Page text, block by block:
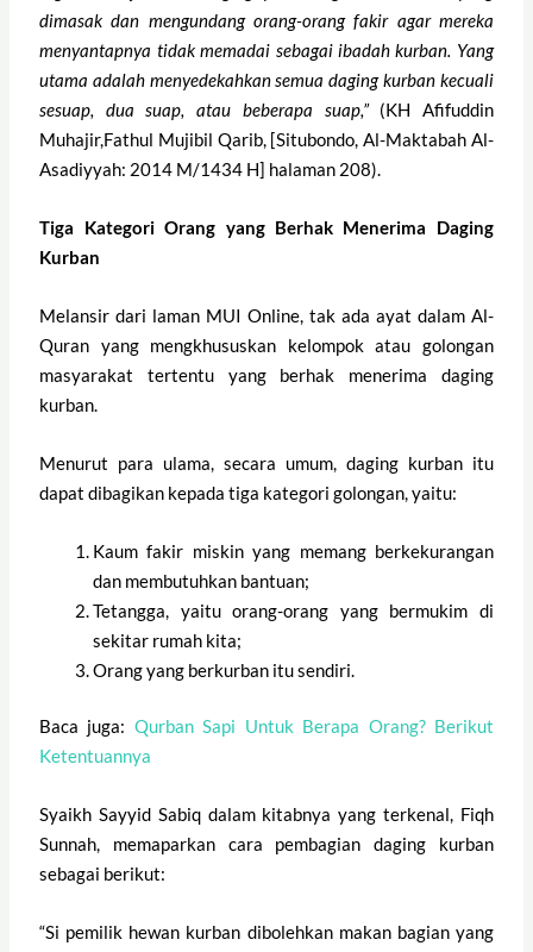
dimasak dan mengundang orang-orang fakir agar mereka
menyantapnya tidak memadai sebagai ibadah kurban. Yang
utama adalah menyedekahkan semua daging kurban kecuali
sesuap, dua suap, atau beberapa suap,”(KH Afifuddin
Muhajir,Fathul Mujibil Qarib, [Situbondo, Al-Maktabah Al-
Asadiyyah: 2014 M/1434 H] halaman 208).
Tiga Kategori Orang yang Berhak Menerima Daging
Kurban
Melansir dari laman MUI Online, tak ada ayat dalam Al-
Quran yang mengkhususkan kelompok atau golongan
masyarakat tertentu yang berhak menerima daging
kurban.
Menurut para ulama, secara umum, daging kurban itu
dapat dibagikan kepada tiga kategori golongan, yaitu:
Kaum fakir miskin yang memang berkekurangan
dan membutuhkan bantuan;
Tetangga, yaitu orang-orang yang bermukim di
sekitar rumah kita;
Orang yang berkurban itu sendiri.
Baca juga: Qurban Sapi Untuk Berapa Orang? Berikut
Ketentuannya
Syaikh Sayyid Sabiq dalam kitabnya yang terkenal, Fiqh
Sunnah, memaparkan cara pembagian daging kurban
sebagai berikut:
“Si pemilik hewan kurban dibolehkan makan bagian yang